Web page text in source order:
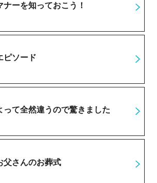
ーを知っておこう！
ピソード
って全然違うので驚きました
父さんのお葬式